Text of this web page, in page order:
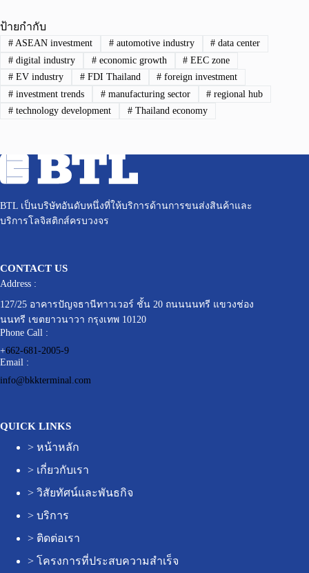
ป้ายกำกับ
#ASEAN investment #automotive industry # data center
#digital industry #economic growth # EEC zone
#EV industry #FDI Thailand # foreign investment
#investment trends #manufacturing sector # regional hub
#technology development #Thailand economy
BTL เป็นบริษัทอันดับหนึ่งที่ให้บริการด้านการขนส่งสินค้าและ
บริการโลจิสติกส์ครบวงจร
CONTACT US
Address :
127/25 อาคารปัญจธานีทาวเวอร์ ชั้น 20 ถนนนนทรี แขวงช่อง
นนทรี เขตยาวนาวา กรุงเทพ 10120
Phone Call :
+662-681-2005-9
Email :
info@bkkterminal.com
QUICK LINKS
> หน้าหลัก
> เกี่ยวกับเรา
> วิสัยทัศน์และพันธกิจ
> บริการ
> ติดต่อเรา
> โครงการที่ประสบความสำเร็จ